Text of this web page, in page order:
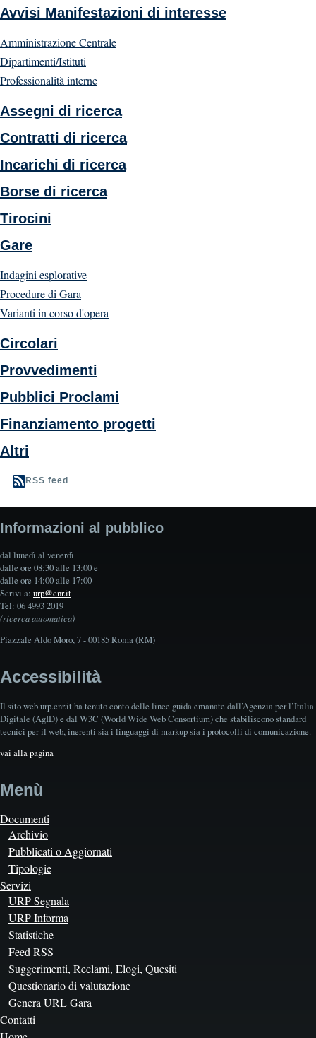
Avvisi Manifestazioni di interesse
Amministrazione Centrale
Dipartimenti/Istituti
Professionalità interne
Assegni di ricerca
Contratti di ricerca
Incarichi di ricerca
Borse di ricerca
Tirocini
Gare
Indagini esplorative
Procedure di Gara
Varianti in corso d'opera
Circolari
Provvedimenti
Pubblici Proclami
Finanziamento progetti
Altri
RSS feed
Informazioni al pubblico
dal lunedì al venerdì
dalle ore 08:30 alle 13:00 e
dalle ore 14:00 alle 17:00
Scrivi a: urp@cnr.it
Tel: 06 4993 2019
(ricerca automatica)
Piazzale Aldo Moro, 7 - 00185 Roma (RM)
Accessibilità
Il sito web urp.cnr.it ha tenuto conto delle linee guida emanate dall’Agenzia per l’Italia
Digitale (AgID) e dal W3C (World Wide Web Consortium) che stabiliscono standard
tecnici per il web, inerenti sia i linguaggi di markup sia i protocolli di comunicazione.
vai alla pagina
Menù
Documenti
Archivio
Pubblicati o Aggiornati
Tipologie
Servizi
URP Segnala
URP Informa
Statistiche
Feed RSS
Suggerimenti, Reclami, Elogi, Quesiti
Questionario di valutazione
Genera URL Gara
Contatti